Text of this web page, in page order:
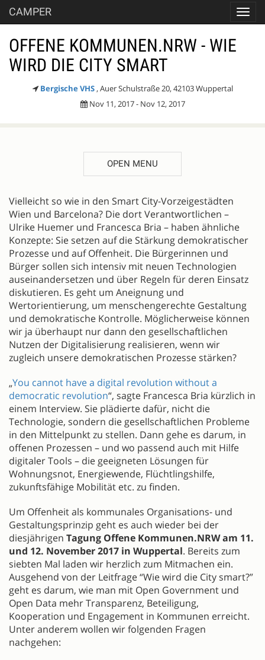
CAMPER
OFFENE KOMMUNEN.NRW - WIE
WIRD DIE CITY SMART
Bergische VHS , Auer Schulstraße 20, 42103 Wuppertal
Nov 11, 2017 - Nov 12, 2017
OPEN MENU
DESCRIPTION
Vielleicht so wie in den Smart City-Vorzeigestädten
Wien und Barcelona? Die dort Verantwortlichen –
Ulrike Huemer und Francesca Bria – haben ähnliche
Konzepte: Sie setzen auf die Stärkung demokratischer
Prozesse und auf Offenheit. Die Bürgerinnen und
Bürger sollen sich intensiv mit neuen Technologien
auseinandersetzen und über Regeln für deren Einsatz
diskutieren. Es geht um Aneignung und
Wertorientierung, um menschengerechte Gestaltung
und demokratische Kontrolle. Möglicherweise können
wir ja überhaupt nur dann den gesellschaftlichen
Nutzen der Digitalisierung realisieren, wenn wir
zugleich unsere demokratischen Prozesse stärken?
„You cannot have a digital revolution without a
democratic revolution“, sagte Francesca Bria kürzlich in
einem Interview. Sie plädierte dafür, nicht die
Technologie, sondern die gesellschaftlichen Probleme
in den Mittelpunkt zu stellen. Dann gehe es darum, in
offenen Prozessen – und wo passend auch mit Hilfe
digitaler Tools – die geeigneten Lösungen für
Wohnungsnot, Energiewende, Flüchtlingshilfe,
zukunftsfähige Mobilität etc. zu finden.
Um Offenheit als kommunales Organisations- und
Gestaltungsprinzip geht es auch wieder bei der
diesjährigen Tagung Offene Kommunen.NRW am 11.
und 12. November 2017 in Wuppertal. Bereits zum
siebten Mal laden wir herzlich zum Mitmachen ein.
Ausgehend von der Leitfrage “Wie wird die City smart?”
geht es darum, wie man mit Open Government und
Open Data mehr Transparenz, Beteiligung,
Kooperation und Engagement in Kommunen erreicht.
Unter anderem wollen wir folgenden Fragen
nachgehen: